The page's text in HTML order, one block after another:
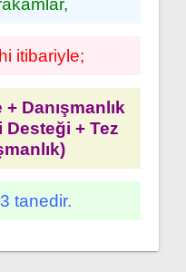
itibariyle;
Danışmanlık
Desteği + Tez
tanedir.